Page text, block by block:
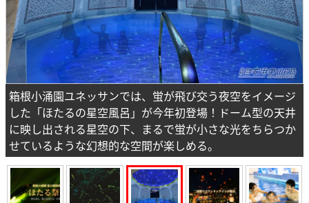
箱根小涌園ユネッサンでは、蛍が飛び交う夜空をイメージ
した「ほたるの星空風呂」が今年初登場！ドーム型の天井
に映し出される星空の下、まるで蛍が小さな光をちらつか
せているような幻想的な空間が楽しめる。